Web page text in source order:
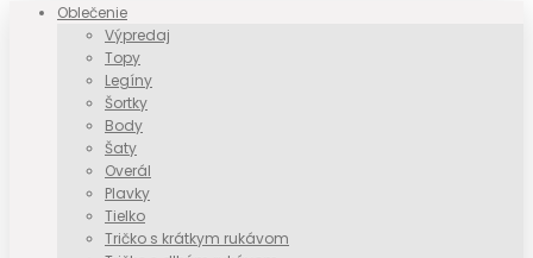
Oblečenie
Výpredaj
Topy
Legíny
Šortky
Body
Šaty
Overál
Plavky
Tielko
Tričko s krátkym rukávom